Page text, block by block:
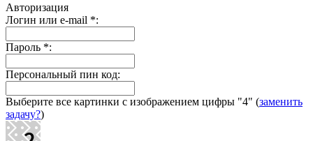
Авторизация
Логин или e-mail *:
Пароль *:
Персональный пин код:
Выберите все картинки с изображением цифры "4" (заменить
задачу?)